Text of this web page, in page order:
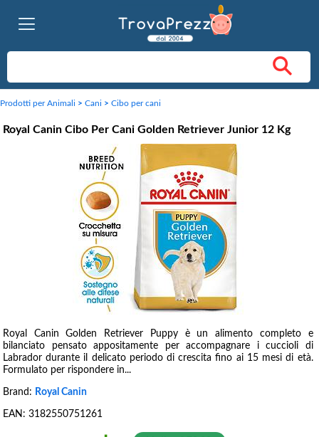
Prodotti per Animali > Cani > Cibo per cani
Royal Canin Cibo Per Cani Golden Retriever Junior 12 Kg
Royal Canin Golden Retriever Puppy è un alimento completo e
bilanciato pensato appositamente per accompagnare i cuccioli di
Labrador durante il delicato periodo di crescita fino ai 15 mesi di età.
Formulato per rispondere in...
Brand: Royal Canin
EAN: 3182550751261